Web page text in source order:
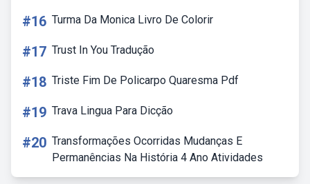
#16 Turma Da Monica Livro De Colorir
#17 Trust In You Tradução
#18 Triste Fim De Policarpo Quaresma Pdf
#19 Trava Lingua Para Dicção
#20 Transformações Ocorridas Mudanças E
Permanências Na História 4 Ano Atividades